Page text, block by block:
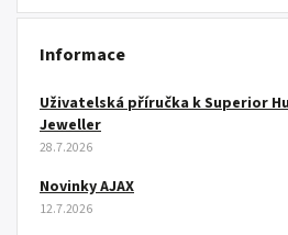
Informace
Uživatelská příručka k Superior
Jeweller
28.7.2026
Novinky AJAX
12.7.2026